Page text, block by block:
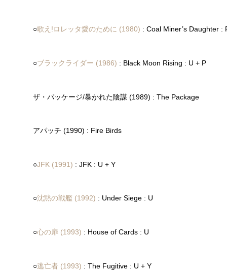
○歌え!ロレッタ愛のために (1980) : Coal Miner’s Daughter :
○ブラックライダー (1986) : Black Moon Rising : U + P
ザ・パッケージ/暴かれた陰謀 (1989) : The Package
アパッチ (1990) : Fire Birds
○JFK (1991) : JFK : U + Y
○沈黙の戦艦 (1992) : Under Siege : U
○心の扉 (1993) : House of Cards : U
○逃亡者 (1993) : The Fugitive : U + Y